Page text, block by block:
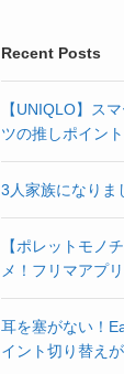
Recent Posts
【UNIQLO】ス
ツの推しポイン
3人家族になりま
【ポレットモノ
メ！フリマアプ
耳を塞がない！
イント切り替え